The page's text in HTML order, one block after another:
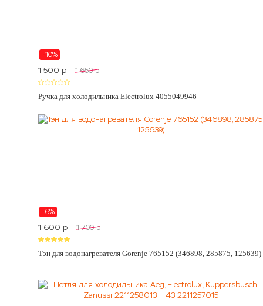
-10%
1 500 p 1 650 p
Ручка для холодильника Electrolux 4055049946
-6%
1 600 p 1 700 p
Тэн для водонагревателя Gorenje 765152 (346898, 285875, 125639)